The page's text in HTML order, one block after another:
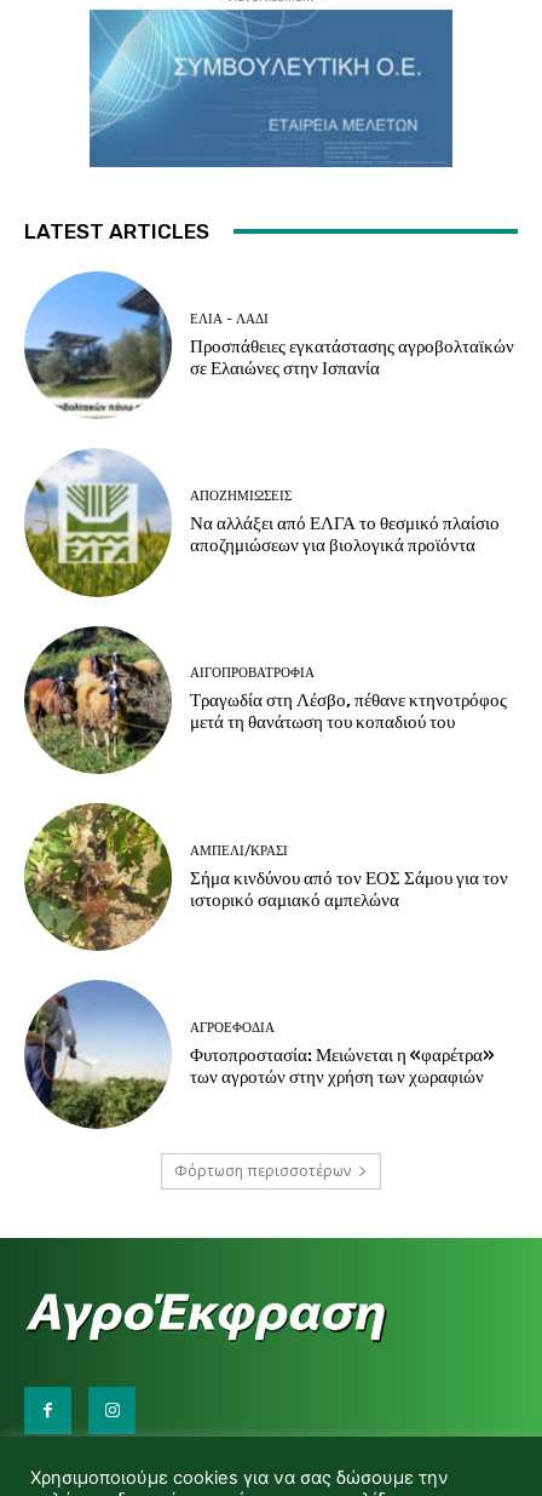
LATEST ARTICLES
ΕΛΙΆ - ΛΆΔΙ
Προσπάθειες εγκατάστασης αγροβολταϊκών
σε Ελαιώνες στην Ισπανία
ΑΠΟΖΗΜΙΏΣΕΙΣ
Να αλλάξει από ΕΛΓΑ το θεσμικό πλαίσιο
αποζημιώσεων για βιολογικά προϊόντα
ΑΙΓΟΠΡΟΒΑΤΡΟΦΊΑ
Τραγωδία στη Λέσβο, πέθανε κτηνοτρόφος
μετά τη θανάτωση του κοπαδιού του
ΑΜΠΈΛΙ/ΚΡΑΣΊ
Σήμα κινδύνου από τον ΕΟΣ Σάμου για τον
ιστορικό σαμιακό αμπελώνα
ΑΓΡΟΕΦΌΔΙΑ
Φυτοπροστασία: Μειώνεται η «φαρέτρα»
των αγροτών στην χρήση των χωραφιών
Φόρτωση περισσοτέρων
d.makas@yahoo.gr
Χρησιμοποιούμε cookies για να σας δώσουμε την